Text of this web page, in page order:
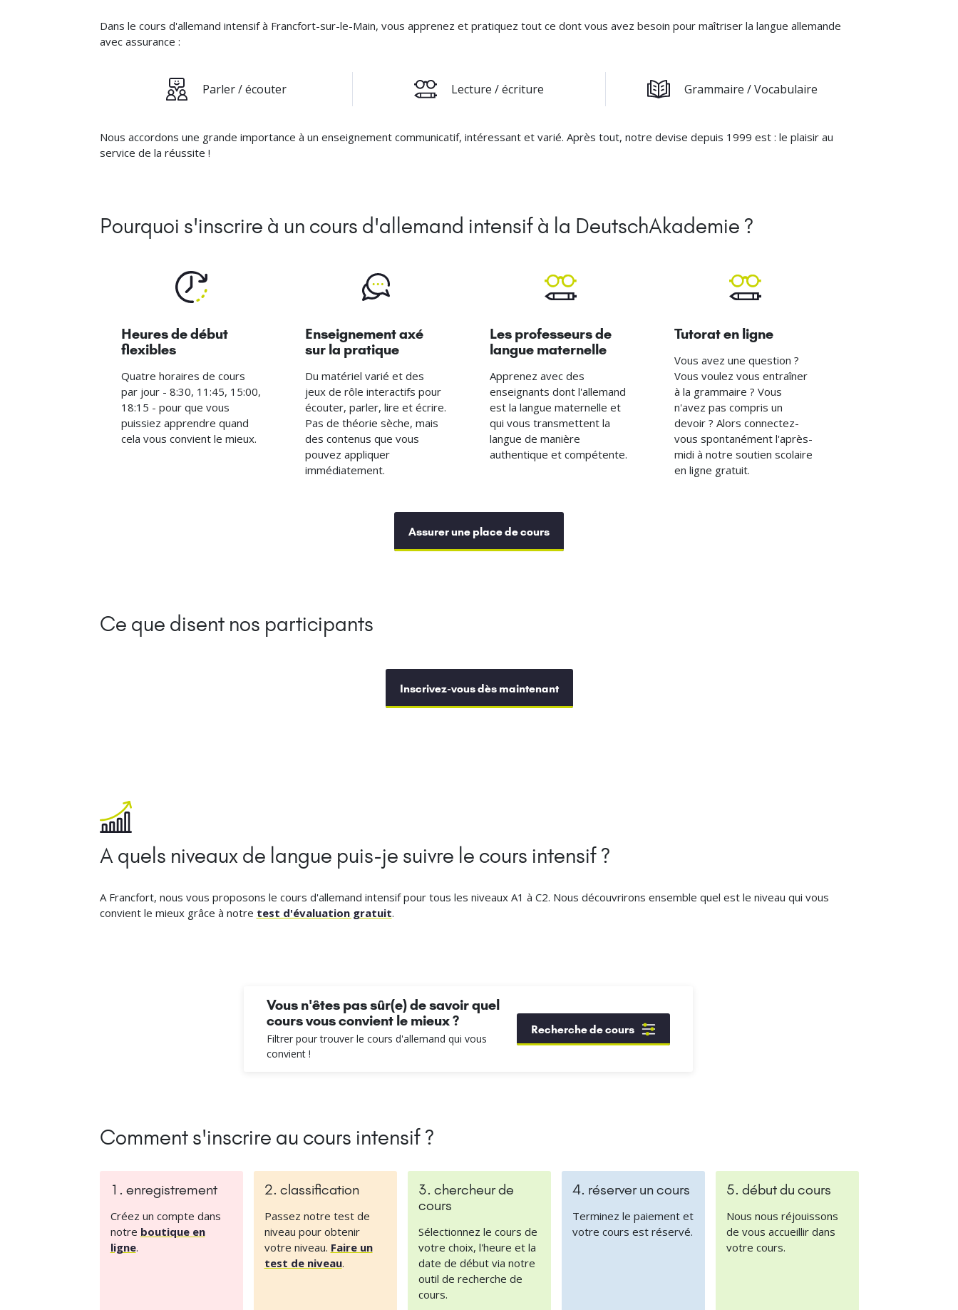
Dans le cours d'allemand intensif à Francfort-sur-le-Main, vous apprenez et pratiquez tout ce dont vous avez besoin pour maîtriser la langue allemande
avec assurance :
Parler / écouter Lecture / écriture Grammaire / Vocabulaire
Nous accordons une grande importance à un enseignement communicatif, intéressant et varié. Après tout, notre devise depuis 1999 est : le plaisir au
service de la réussite !
Pourquoi s'inscrire à un cours d'allemand intensif à la DeutschAkademie ?
Heures de début
flexibles
Quatre horaires de cours
par jour - 8:30, 11:45, 15:00,
18:15 - pour que vous
puissiez apprendre quand
cela vous convient le mieux.
Enseignement axé
sur la pratique
Du matériel varié et des
jeux de rôle interactifs pour
écouter, parler, lire et écrire.
Pas de théorie sèche, mais
des contenus que vous
pouvez appliquer
immédiatement.
Les professeurs de
langue maternelle
Apprenez avec des
enseignants dont l'allemand
est la langue maternelle et
qui vous transmettent la
langue de manière
authentique et compétente.
Tutorat en ligne
Vous avez une question ?
Vous voulez vous entraîner
à la grammaire ? Vous
n'avez pas compris un
devoir ? Alors connectez-
vous spontanément l'après-
midi à notre soutien scolaire
en ligne gratuit.
Assurer une place de cours
Ce que disent nos participants
Inscrivez-vous dès maintenant
A quels niveaux de langue puis-je suivre le cours intensif ?
A Francfort, nous vous proposons le cours d'allemand intensif pour tous les niveaux A1 à C2. Nous découvrirons ensemble quel est le niveau qui vous
convient le mieux grâce à notre test d'évaluation gratuit.
Vous n'êtes pas sûr(e) de savoir quel
cours vous convient le mieux ?
Filtrer pour trouver le cours d'allemand qui vous
convient !
Recherche de cours
Comment s'inscrire au cours intensif ?
1. enregistrement
Créez un compte dans
notre boutique en
ligne.
2. classification
Passez notre test de
niveau pour obtenir
votre niveau. Faire un
test de niveau.
3. chercheur de
cours
Sélectionnez le cours de
votre choix, l'heure et la
date de début via notre
outil de recherche de
cours.
4. réserver un cours
Terminez le paiement et
votre cours est réservé.
5. début du cours
Nous nous réjouissons
de vous accueillir dans
votre cours.